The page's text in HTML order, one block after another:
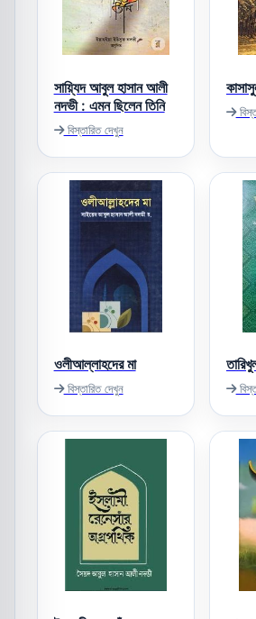
সায়্যিদ আবুল হাসান আলী
নদভী : এমন ছিলেন তিনি
বিস্তারিত দেখুন
ওলীআল্লাহদের মা
বিস্তারিত দেখুন